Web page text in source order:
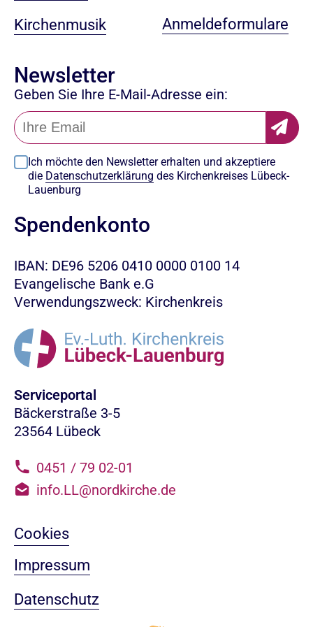
Kirchenmusik
Anmeldeformulare
Newsletter
Geben Sie Ihre E-Mail-Adresse ein:
Ich möchte den Newsletter erhalten und akzeptiere
die Datenschutzerklärung des Kirchenkreises Lübeck-
Lauenburg
Spendenkonto
IBAN: DE96 5206 0410 0000 0100 14
Evangelische Bank e.G
Verwendungszweck: Kirchenkreis
Serviceportal
Bäckerstraße 3-5
23564 Lübeck
0451 / 79 02-01
info.LL@nordkirche.de
Cookies
Impressum
Datenschutz